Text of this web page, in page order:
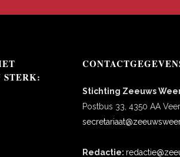
STERK:
Stichting Zeeuws
Postbus 33, 4350 AA
Redactie: